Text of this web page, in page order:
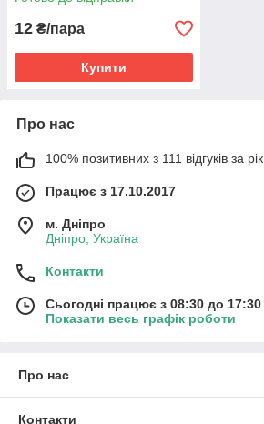
12 ₴/пара
Купити
Про нас
100% позитивних з 111 відгуків за рік
Працює з 17.10.2017
м. Дніпро
Дніпро, Україна
Контакти
Сьогодні працює з 08:30 до 17:30
Показати весь графік роботи
Про нас
Контакти